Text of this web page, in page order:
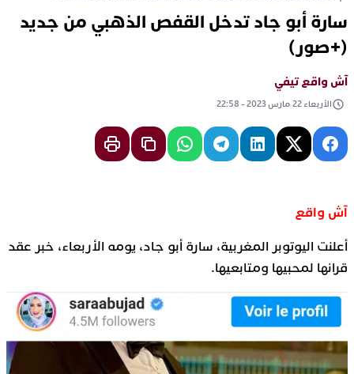
سارة أبو جاد تدخل القفص الذهبي من جديد
(+صور)
آش واقع تيفي
الأربعاء 22 مارس 2023 - 22:58
آش واقع
أعلنت اليوتوبر المغربية، سارة أبو جاد، يومه الأربعاء، خبر عقد
قرانها لمحبيها ومتابعيها.